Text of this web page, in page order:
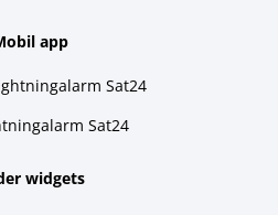
app
Sat24
Sat24
widgets